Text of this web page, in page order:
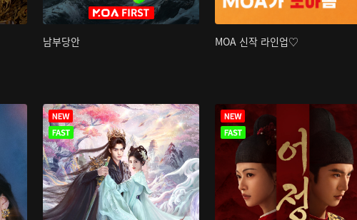
남부당안 MOA 신작 라인업♡